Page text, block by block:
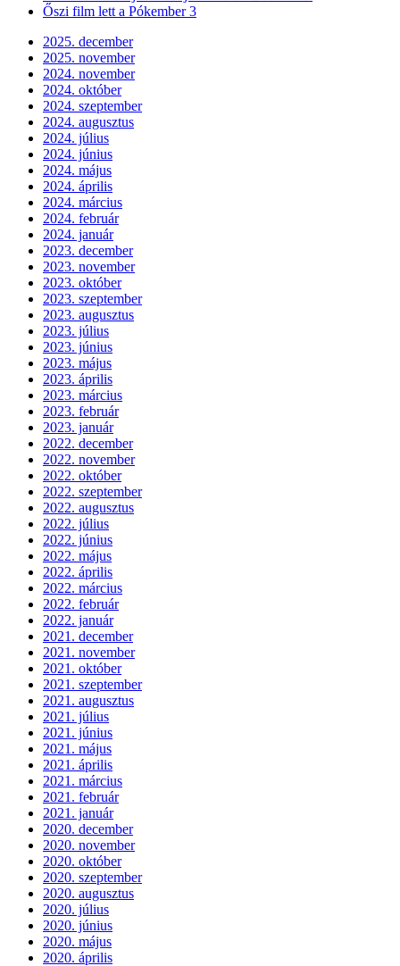
Őszi film lett a Pókember 3
2025. december
2025. november
2024. november
2024. október
2024. szeptember
2024. augusztus
2024. július
2024. június
2024. május
2024. április
2024. március
2024. február
2024. január
2023. december
2023. november
2023. október
2023. szeptember
2023. augusztus
2023. július
2023. június
2023. május
2023. április
2023. március
2023. február
2023. január
2022. december
2022. november
2022. október
2022. szeptember
2022. augusztus
2022. július
2022. június
2022. május
2022. április
2022. március
2022. február
2022. január
2021. december
2021. november
2021. október
2021. szeptember
2021. augusztus
2021. július
2021. június
2021. május
2021. április
2021. március
2021. február
2021. január
2020. december
2020. november
2020. október
2020. szeptember
2020. augusztus
2020. július
2020. június
2020. május
2020. április